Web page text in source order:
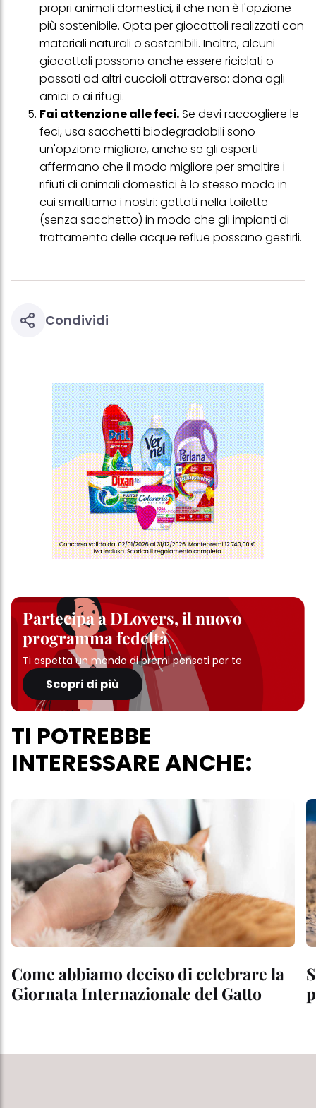
propri animali domestici, il che non è l'opzione
più sostenibile. Opta per giocattoli realizzati con
materiali naturali o sostenibili. Inoltre, alcuni
giocattoli possono anche essere riciclati o
passati ad altri cuccioli attraverso: dona agli
amici o ai rifugi.
Fai attenzione alle feci.Se devi raccogliere le
feci, usa sacchetti biodegradabili sono
un'opzione migliore, anche se gli esperti
affermano che il modo migliore per smaltire i
rifiuti di animali domestici è lo stesso modo in
cui smaltiamo i nostri: gettati nella toilette
(senza sacchetto) in modo che gli impianti di
trattamento delle acque reflue possano gestirli.
Condividi
Partecipa a DLovers, il nuovo
programma fedeltà
Ti aspetta un mondo di premi pensati per te
Scopri di più
TI POTREBBE
INTERESSARE ANCHE:
Come abbiamo deciso di celebrare la
Giornata Internazionale del Gatto
visualizzare annunci pubblicitari che potrebbero interessarti
(basati, ad esempio, sui tuoi interessi identificati) su questo sito
web e altri media (di terzi) tramite i dispositivi assegnati a te o
alla tua famiglia, nonché per misurare e ottimizzare il successo
delle campagne pubblicitarie.
Puoi trovare maggiori informazioni sul trattamento dei tuoi dati
nella nostra Informativa sulla protezione dei dati collegata nel piè
di pagina (Sezione "Cookie, Pixel, Impronte digitali e tecnologie
simili"). Puoi revocare il tuo consenso in qualsiasi momento con
effetto per il futuro disabilitando i cookie sul nostro sito web nella
sezione "Impostazioni cookie" collegata nel piè di pagina. Per
ulteriori informazioni sui cookie utilizzati su questo sito Web, in
particolare sul loro periodo di conservazione, consultare le
informazioni dettagliate su ciascun cookie disponibili facendo
clic su "modifica" di seguito".
Se fai clic su "Modifica" potrai trovare maggiori informazioni sul
trattamento dei tuoi dati / sull'uso dei cookie e consentirli per uno o
più degli scopi sopra menzionati. Cliccando su "Accetta tutto",
acconsenti all'uso dei cookie e al trattamento dei tuoi dati
questo sito web.